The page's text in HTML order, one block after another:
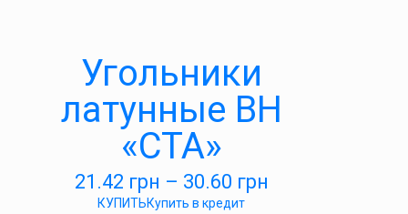
Угольники
латунные ВН
«СТА»
21.42 грн – 30.60 грн
КУПИТЬКупить в кредит